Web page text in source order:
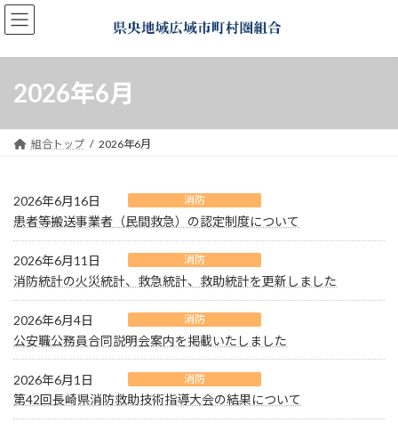
コ
ン
ン
キ
ナ
ビ
ー
に
2026年6月
組合トップ 2026年6月
2026年6月16日 消防
患者等搬送事業者（民間救急）の認定制度について
2026年6月11日 消防
消防統計の火災統計、救急統計、救助統計を更新しました
2026年6月4日 消防
公安職公務員合同説明会案内を掲載いたしました
2026年6月1日 消防
第42回長崎県消防救助技術指導大会の結果について